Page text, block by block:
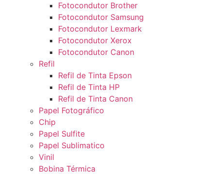
Fotocondutor Brother
Fotocondutor Samsung
Fotocondutor Lexmark
Fotocondutor Xerox
Fotocondutor Canon
Refil
Refil de Tinta Epson
Refil de Tinta HP
Refil de Tinta Canon
Papel Fotográfico
Chip
Papel Sulfite
Papel Sublimatico
Vinil
Bobina Térmica